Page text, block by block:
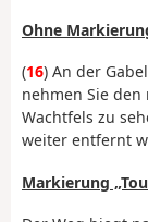
Ohne
(16) An der
nehmen Sie
Wachtfels zu
weiter entfernt
Markierung